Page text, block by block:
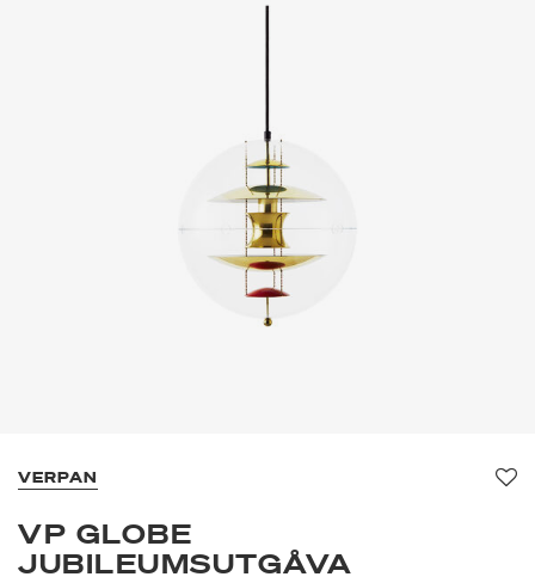
VERPAN
VP GLOBE
JUBILEUMSUTGÅVA